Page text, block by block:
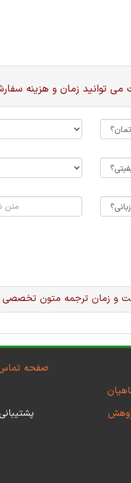
توانید زمان و هزینه
و زمان ترجمه متون تخصصی
صفحه
پشتیبانی :